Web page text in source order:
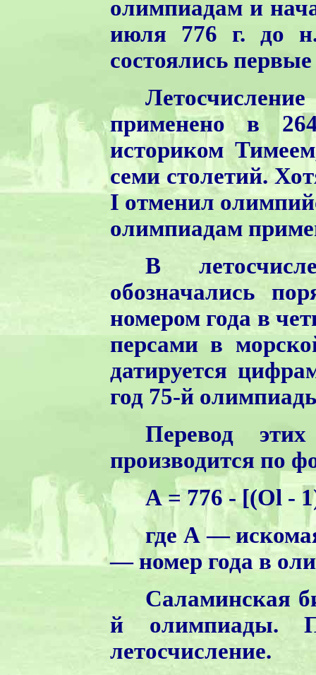
олимпиадам и
июля 776 г. до
состоялись
применено в
историком
семи столетий.
I отменил
олимпиадам
В
обозначались
номером года в
персами в
датируется
год 75-й
Перевод
производится по
А = 776 - [(Оl -
где А —
— номер года в
Саламинская
й олимпиады.
летосчисление.